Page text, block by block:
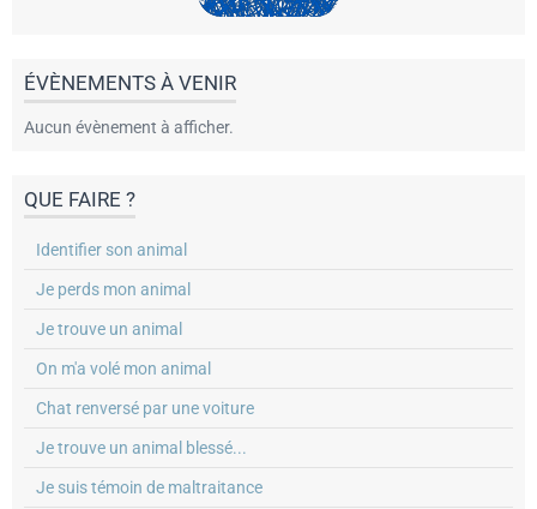
ÉVÈNEMENTS À VENIR
Aucun évènement à afficher.
QUE FAIRE ?
Identifier son animal
Je perds mon animal
Je trouve un animal
On m'a volé mon animal
Chat renversé par une voiture
Je trouve un animal blessé...
Je suis témoin de maltraitance